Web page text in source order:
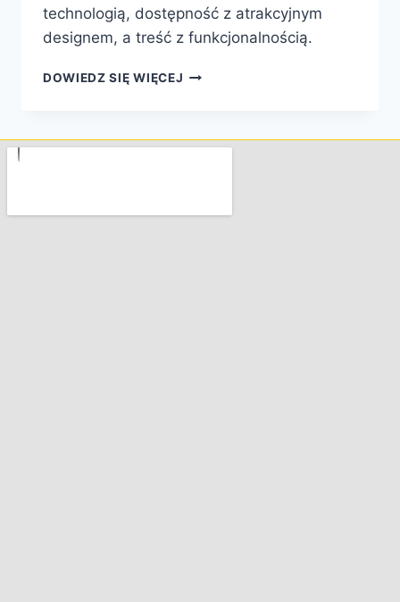
technologią, dostępność z atrakcyjnym
designem, a treść z funkcjonalnością.
DOWIEDZ SIĘ WIĘCEJ